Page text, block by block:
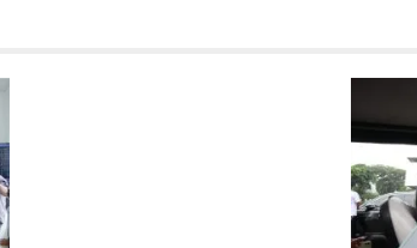
jalanan